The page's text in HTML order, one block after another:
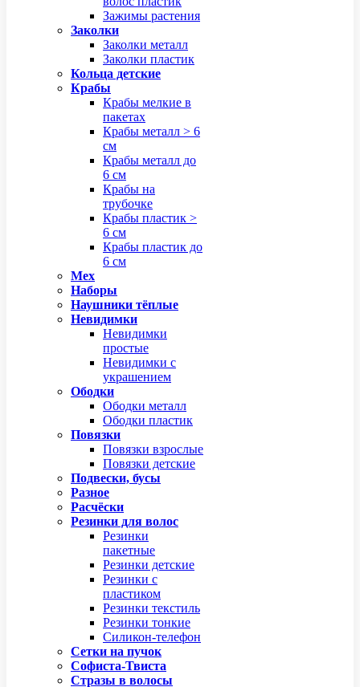
Зажимы растения
Заколки
Заколки металл
Заколки пластик
Кольца детские
Крабы
Крабы мелкие в
пакетах
Крабы металл > 6
см
Крабы металл до
6 см
Крабы на
трубочке
Крабы пластик >
6 см
Крабы пластик до
6 см
Мех
Наборы
Наушники тёплые
Невидимки
Невидимки
простые
Невидимки с
украшением
Ободки
Ободки металл
Ободки пластик
Повязки
Повязки взрослые
Повязки детские
Подвески, бусы
Разное
Расчёски
Резинки для волос
Резинки
пакетные
Резинки детские
Резинки с
пластиком
Резинки текстиль
Резинки тонкие
Силикон-телефон
Сетки на пучок
Софиста-Твиста
Стразы в волосы